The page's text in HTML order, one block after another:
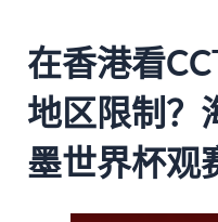
在香港看
地区限制？
墨世界杯观